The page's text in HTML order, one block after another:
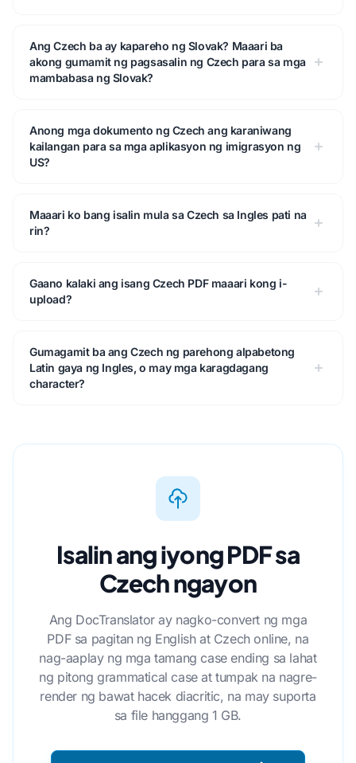
Ang Czech ba ay kapareho ng Slovak? Maaari ba
akong gumamit ng pagsasalin ng Czech para sa mga
mambabasa ng Slovak?
Anong mga dokumento ng Czech ang karaniwang
kailangan para sa mga aplikasyon ng imigrasyon ng
US?
Maaari ko bang isalin mula sa Czech sa Ingles pati na
rin?
Gaano kalaki ang isang Czech PDF maaari kong i-
upload?
Gumagamit ba ang Czech ng parehong alpabetong
Latin gaya ng Ingles, o may mga karagdagang
character?
Isalin ang iyong PDF sa
Czech ngayon
Ang DocTranslator ay nagko-convert ng mga
PDF sa pagitan ng English at Czech online, na
nag-aaplay ng mga tamang case ending sa lahat
ng pitong grammatical case at tumpak na nagre-
render ng bawat hacek diacritic, na may suporta
sa file hanggang 1 GB.